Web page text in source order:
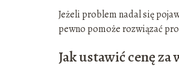
Jeżeli problem nadal się
pewno pomoże rozwiązać
Jak ustawić cenę za